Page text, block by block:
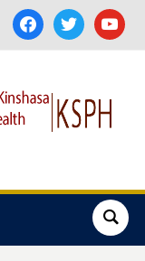
facebooktwitter youtube